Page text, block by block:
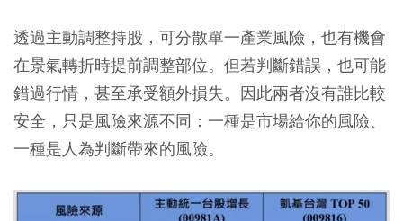
透過主動調整持股，可分散單一產業風險，也有機會
在景氣轉折時提前調整部位。但若判斷錯誤，也可能
錯過行情，甚至承受額外損失。因此兩者沒有誰比較
安全，只是風險來源不同：一種是市場給你的風險、
一種是人為判斷帶來的風險。